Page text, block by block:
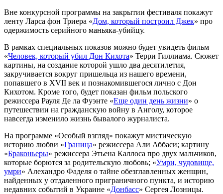
Вне конкурсной программы на закрытии фестиваля покажут
ленту Ларса фон Триера «Дом, который построил Джек» про
одержимость серийного маньяка-убийцу.
В рамках специальных показов можно будет увидеть фильм
«Человек, который убил Дон Кихота» Терри Гиллиама. Сюжет
картины, на создание которой ушло два десятилетия,
закручивается вокруг пришельца из нашего времени,
попавшего в XVII век и познакомившегося лично с Дон
Кихотом. Кроме того, будет показан фильм польского
режиссера Рауля Де ла Фуэнте «Еще один день жизни» о
путешествии на гражданскую войну в Анголу, которое
навсегда изменило жизнь бывалого журналиста.
На программе «Особый взгляд» покажут мистическую
историю любви «Граница» режиссера Али Аббаси; картину
«Браконьеры» режиссера Этьена Каллоса про двух мальчиков,
которые борются за родительскую любовь; «Умри, чудовище,
умри» Алехандро Фаделя о тайне обезглавленных женщин,
найденных у отдаленного приграничного пункта, и историю
недавних событий в Украине «Донбасс» Сергея Лозницы.